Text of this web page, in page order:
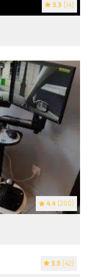
3.3 (14)
4.4 (200)
3.3 (42)